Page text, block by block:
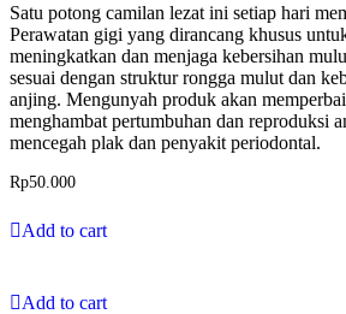
Satu potong camilan lezat ini setiap hari
Perawatan gigi yang dirancang khusus
meningkatkan dan menjaga kebersihan
sesuai dengan struktur rongga mulut dan
anjing. Mengunyah produk akan
menghambat pertumbuhan dan reproduksi
mencegah plak dan penyakit periodontal.
Rp50.000
Add to cart
Add to cart